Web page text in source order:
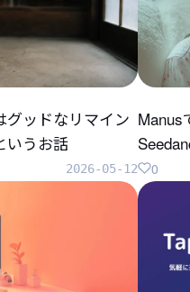
グッドなリマイン
いうお話
2026-05-12
Manus
0